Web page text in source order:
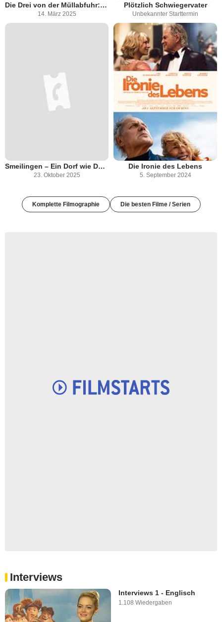
Die Drei von der Müllabfuhr: Schutzgeld
14. März 2025
Plötzlich Schwiegervater
Unbekannter Starttermin
Smeilingen – Ein Dorf wie Du und Ich
23. Oktober 2025
Die Ironie des Lebens
5. September 2024
Komplette Filmographie Die besten Filme / Serien
Interviews
Interviews 1 - Englisch
1.108 Wiedergaben